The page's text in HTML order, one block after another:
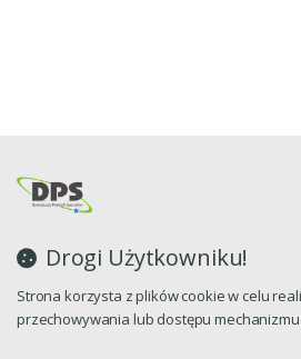
Drogi Użytkowniku!
Strona korzysta z plików cookie w celu
przechowywania lub dostępu